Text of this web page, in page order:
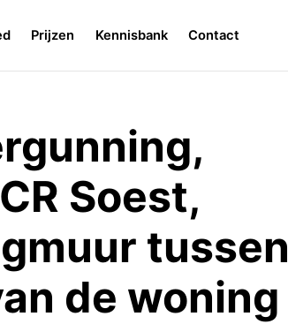
Prijzen Kennisbank Contact
Soest,
tussen
de woning